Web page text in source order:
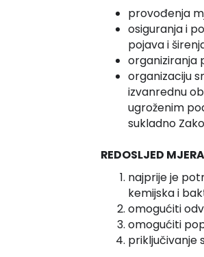
provođenja
osiguranja i
pojava i
organiziranja
organizaciju
izvanrednu
ugroženim
sukladno
REDOSLJED
najprije je
kemijska i
omogućiti
omogućiti
priključivanje